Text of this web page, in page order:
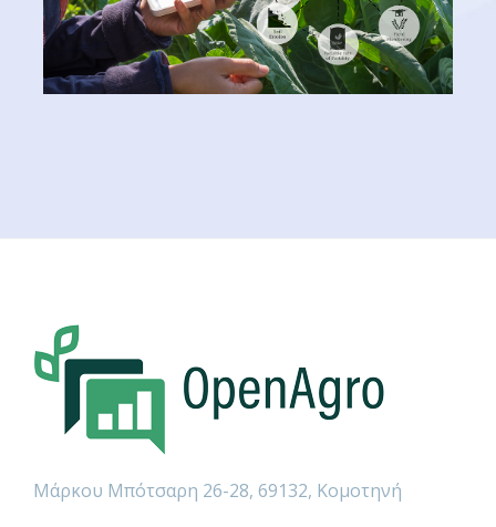
Μάρκου Μπότσαρη 26-28, 69132, Κομοτηνή